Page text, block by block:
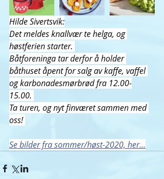
Hilde Sivertsvik:
Det meldes knallvær te helga, og
høstferien starter.
Båtforeninga tar derfor å holder
båthuset åpent for salg av kaffe, vaffel
og karbonadesmørbrød fra 12.00-
15.00.
Ta turen, og nyt finværet sammen med
oss!
Se bilder fra sommer/høst-2020, her...